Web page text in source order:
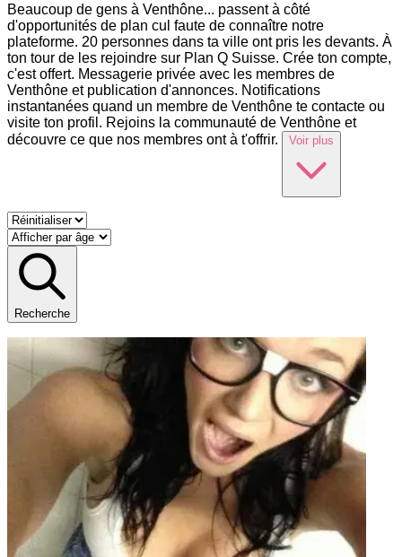
Beaucoup de gens à Venthône... passent à côté
d'opportunités de plan cul faute de connaître notre
plateforme. 20 personnes dans ta ville ont pris les devants. À
ton tour de les rejoindre sur Plan Q Suisse. Crée ton compte,
c'est offert. Messagerie privée avec les membres de
Venthône et publication d'annonces. Notifications
instantanées quand un membre de Venthône te contacte ou
visite ton profil. Rejoins la communauté de Venthône et
découvre ce que nos membres ont à t'offrir.
Voir plus
Recherche